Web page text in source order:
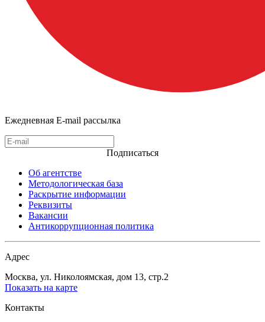
Ежедневная E-mail рассылка
Подписаться
Об агентстве
Методологическая база
Раскрытие информации
Реквизиты
Вакансии
Антикоррупционная политика
Адрес
Москва, ул. Николоямская, дом 13, стр.2
Показать на карте
Контакты